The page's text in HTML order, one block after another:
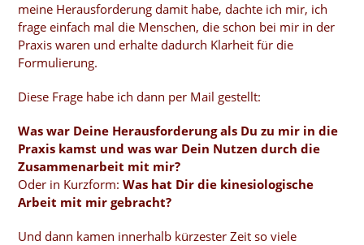
meine Herausforderung damit habe, dachte ich mir, ich
frage einfach mal die Menschen, die schon bei mir in der
Praxis waren und erhalte dadurch Klarheit für die
Formulierung.
Diese Frage habe ich dann per Mail gestellt:
Was war Deine Herausforderung als Du zu mir in die
Praxis kamst und was war Dein Nutzen durch die
Zusammenarbeit mit mir?
Oder in Kurzform:Was hat Dir die kinesiologische
Arbeit mit mir gebracht?
Und dann kamen innerhalb kürzester Zeit so viele